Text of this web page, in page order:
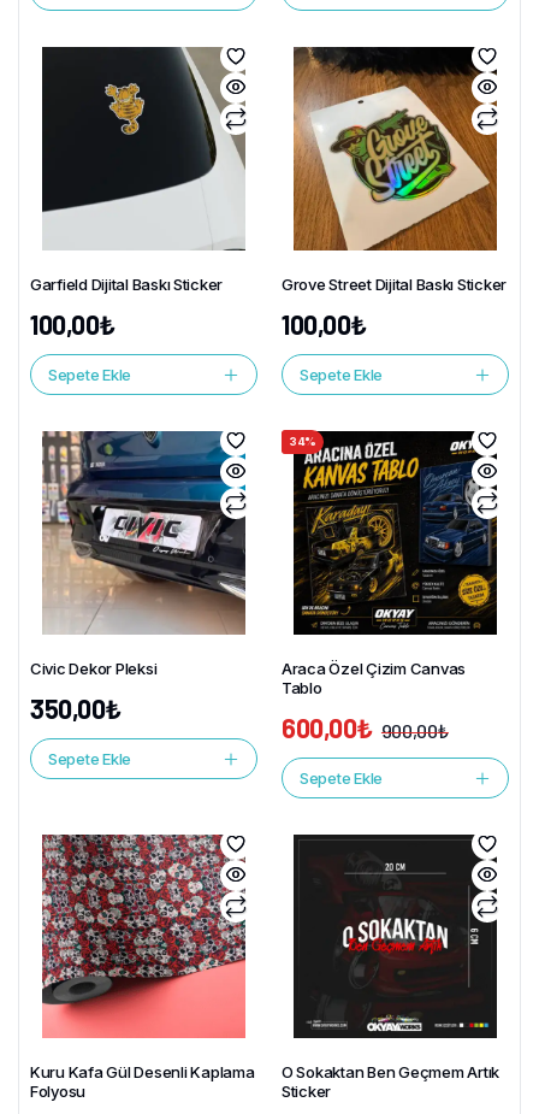
Garfield Dijital Baskı Sticker
100,00₺
Sepete Ekle
Grove Street Dijital Baskı Sticker
100,00₺
Sepete Ekle
Civic Dekor Pleksi
350,00₺
Sepete Ekle
34%
Araca Özel Çizim Canvas
Tablo
900,00₺
600,00₺
Sepete Ekle
Kuru Kafa Gül Desenli Kaplama
Folyosu
O Sokaktan Ben Geçmem Artık
Sticker